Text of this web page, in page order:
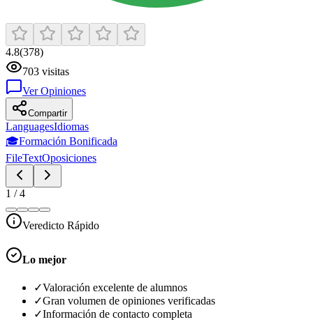
4.8(378)
703 visitas
Ver Opiniones
Compartir
LanguagesIdiomas
🎓Formación Bonificada
FileTextOposiciones
1 /4
Veredicto Rápido
Lo mejor
✓Valoración excelente de alumnos
✓Gran volumen de opiniones verificadas
✓Información de contacto completa